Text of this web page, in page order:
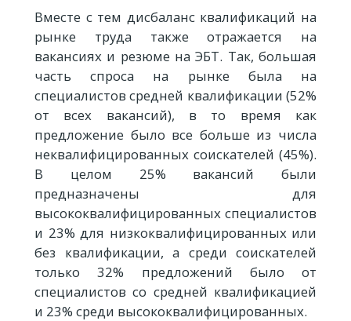
Вместе с тем дисбаланс квалификаций на
рынке труда также отражается на
вакансиях и резюме на ЭБТ. Так, большая
часть спроса на рынке была на
специалистов средней квалификации (52%
от всех вакансий), в то время как
предложение было все больше из числа
неквалифицированных соискателей (45%).
В целом 25% вакансий были
предназначены для
высококвалифицированных специалистов
и 23% для низкоквалифицированных или
без квалификации, а среди соискателей
только 32% предложений было от
специалистов со средней квалификацией
и 23% среди высококвалифицированных.